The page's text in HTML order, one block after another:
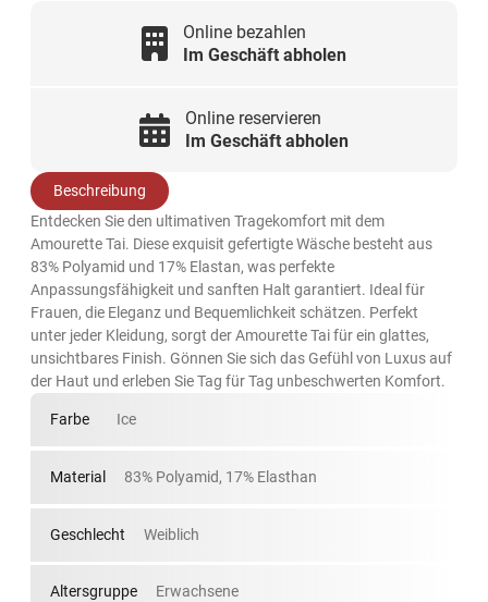
Online bezahlen
Im Geschäft abholen
Online reservieren
Im Geschäft abholen
Beschreibung
Entdecken Sie den ultimativen Tragekomfort mit dem
Amourette Tai. Diese exquisit gefertigte Wäsche besteht aus
83% Polyamid und 17% Elastan, was perfekte
Anpassungsfähigkeit und sanften Halt garantiert. Ideal für
Frauen, die Eleganz und Bequemlichkeit schätzen. Perfekt
unter jeder Kleidung, sorgt der Amourette Tai für ein glattes,
unsichtbares Finish. Gönnen Sie sich das Gefühl von Luxus auf
der Haut und erleben Sie Tag für Tag unbeschwerten Komfort.
Farbe Ice
Material 83% Polyamid, 17% Elasthan
Geschlecht Weiblich
Altersgruppe Erwachsene